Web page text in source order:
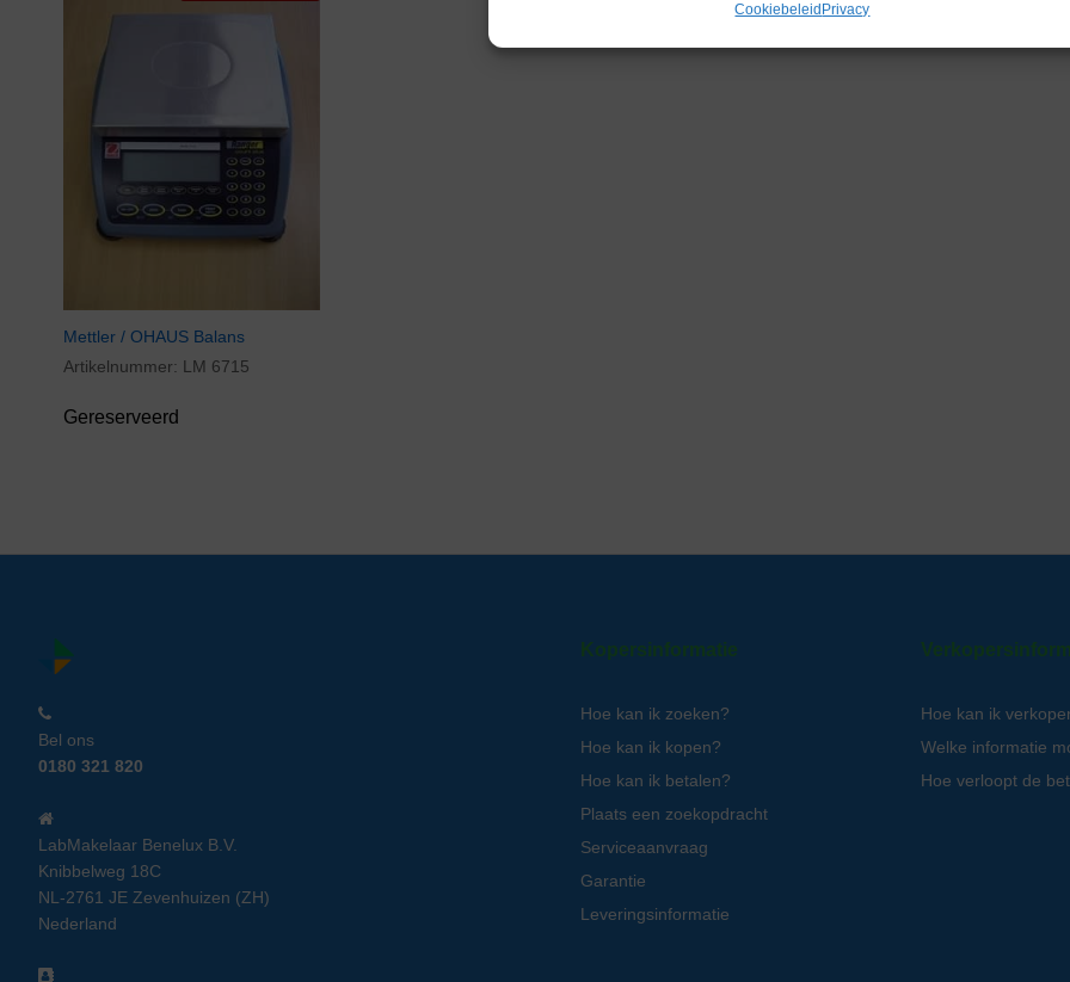
Cookiebeleid Privacy
Mettler / OHAUS Balans
Artikelnummer: LM 6715
Gereserveerd
Bel ons
0180 321 820
LabMakelaar Benelux B.V.
Knibbelweg 18C
NL-2761 JE Zevenhuizen (ZH)
Nederland
Kopersinformatie
Hoe kan ik zoeken?
Hoe kan ik kopen?
Hoe kan ik betalen?
Plaats een zoekopdracht
Serviceaanvraag
Garantie
Leveringsinformatie
Hoe kan ik
Welke informatie
Hoe verloopt de